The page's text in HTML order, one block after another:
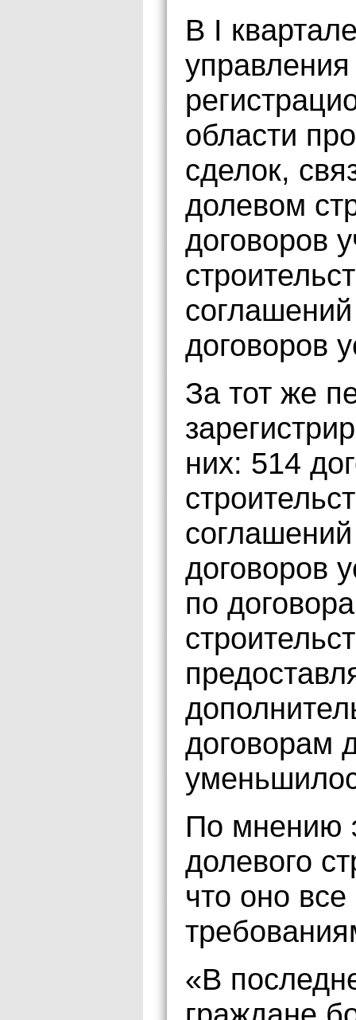
В I
области
сделок,
долевом
договоров
договоров
За тот же
них: 514
договоров
по
договорам
По мнению
долевого
что оно
«В